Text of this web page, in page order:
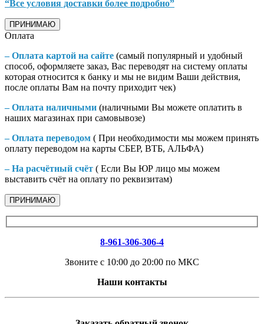
“Все условия доставки более подробно”
ПРИНИМАЮ
Оплата
– Оплата картой на сайте (самый популярный и удобный
способ, оформляете заказ, Вас переводят на систему оплаты
которая относится к банку и мы не видим Ваши действия,
после оплаты Вам на почту приходит чек)
– Оплата наличными (наличными Вы можете оплатить в
наших магазинах при самовывозе)
– Оплата переводом ( При необходимости мы можем принять
оплату переводом на карты СБЕР, ВТБ, АЛЬФА)
– На расчётный счёт ( Если Вы ЮР лицо мы можем
выставить счёт на оплату по реквизитам)
ПРИНИМАЮ
8-961-306-306-4
Звоните с 10:00 до 20:00 по МКС
Наши контакты